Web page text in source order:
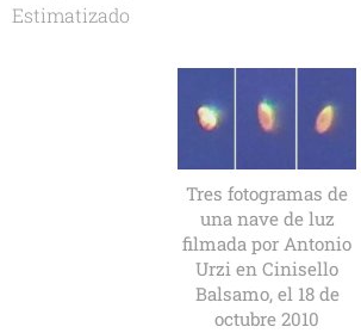
Estimatizado
Tres fotogramas de
una nave de luz
filmada por Antonio
Urzi en Cinisello
Balsamo, el 18 de
octubre 2010